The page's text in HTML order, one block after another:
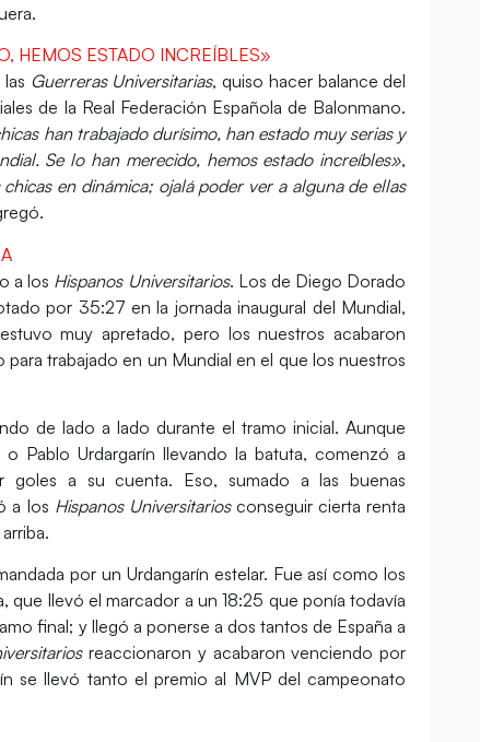
.
HEMOS ESTADO INCREÍBLES»
Guerreras Universitarias, quiso hacer balance del
de la Real Federación Española de Balonmano.
han trabajado durísimo, han estado muy serias y
Se lo han merecido, hemos estado increíbles»,
en dinámica; ojalá poder ver a alguna de ellas
a los Hispanos Universitarios. Los de Diego Dorado
por 35:27 en la jornada inaugural del Mundial,
muy apretado, pero los nuestros acabaron
para trabajado en un Mundialen el que los nuestros
de lado a lado durante el tramo inicial. Aunque
o Pablo Urdargarínllevando la batuta, comenzó a
goles a su cuenta. Eso, sumado a las buenas
a los Hispanos Universitarios conseguir cierta renta
por un Urdangarín estelar. Fue así como los
que llevó el marcador a un18:25 que ponía todavía
final; y llegó a ponerse a dos tantos de España a
reaccionaron y acabaron venciendo por
se llevó tanto el premio al MVPdel campeonato